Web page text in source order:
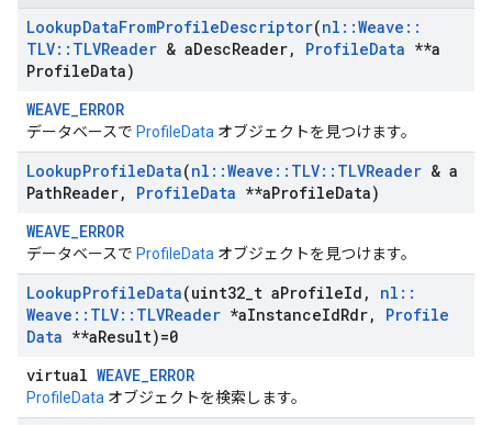
LookupDataFromProfileDescriptor(nl ::Weave ::
TLV:: TLVReader & aDescReader, ProfileData **a
ProfileData)
WEAVE_ERROR
データベースで ProfileData オブジェクトを見つけます。
LookupProfileData(nl ::Weave :: TLV:: TLVReader & a
PathReader, ProfileData **aProfileData)
WEAVE_ERROR
データベースで ProfileData オブジェクトを見つけます。
LookupProfileData(uint32 t aProfileId , nl ::
Weave :: TLV:: TLVReader *aInstanceIdRdr,
Profile
Data **aResult)=0
virtual WEAVE_ERROR
ProfileData オブジェクトを検索します。